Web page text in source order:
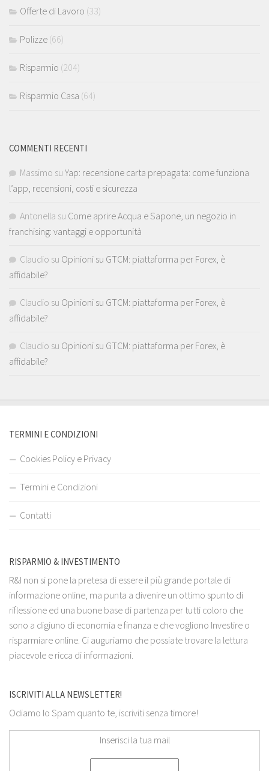
Offerte di Lavoro (33)
Polizze (66)
Risparmio (204)
Risparmio Casa (64)
COMMENTI RECENTI
Massimo su Yap: recensione carta prepagata: come funziona
l’app, recensioni, costi e sicurezza
Antonella su Come aprire Acqua e Sapone, un negozio in
franchising: vantaggi e opportunità
Claudio su Opinioni su GTCM: piattaforma per Forex, è
affidabile?
Claudio su Opinioni su GTCM: piattaforma per Forex, è
affidabile?
Claudio su Opinioni su GTCM: piattaforma per Forex, è
affidabile?
TERMINI E CONDIZIONI
Cookies Policy e Privacy
Termini e Condizioni
Contatti
RISPARMIO & INVESTIMENTO
R&I non si pone la pretesa di essere il più grande portale di
informazione online, ma punta a divenire un ottimo spunto di
riflessione ed una buone base di partenza per tutti coloro che
sono a digiuno di economia e finanza e che vogliono Investire o
risparmiare online. Ci auguriamo che possiate trovare la lettura
piacevole e ricca di informazioni.
ISCRIVITI ALLA NEWSLETTER!
Odiamo lo Spam quanto te, iscriviti senza timore!
Inserisci la tua mail